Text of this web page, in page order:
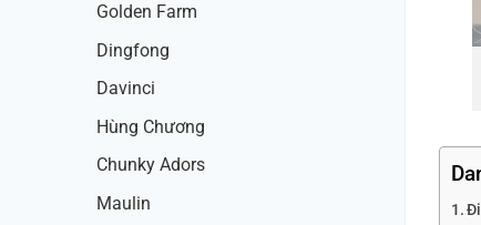
Golden Farm
Dingfong
Davinci
Hùng Chương
Chunky Adors
Maulin